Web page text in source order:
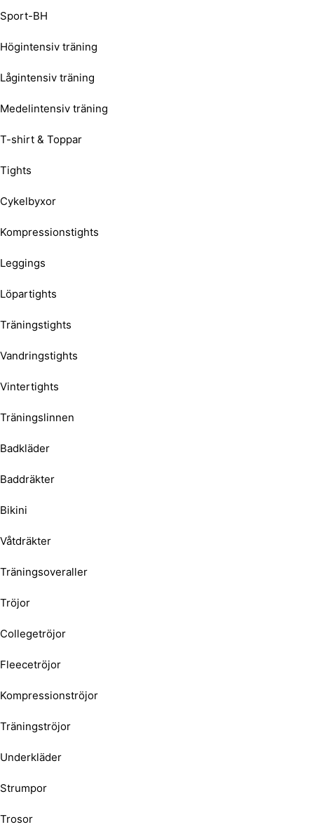
Sport-BH
Högintensiv träning
Lågintensiv träning
Medelintensiv träning
T-shirt & Toppar
Tights
Cykelbyxor
Kompressionstights
Leggings
Löpartights
Träningstights
Vandringstights
Vintertights
Träningslinnen
Badkläder
Baddräkter
Bikini
Våtdräkter
Träningsoveraller
Tröjor
Collegetröjor
Fleecetröjor
Kompressionströjor
Träningströjor
Underkläder
Strumpor
Trosor